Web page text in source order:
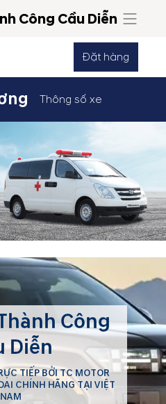
Công Cầu Diễn
Đặt hàng
Thông số xe
Công
Diễn
TIẾP BỞI TC MOTOR
CHÍNH HÃNG TẠI VIỆT
NAM